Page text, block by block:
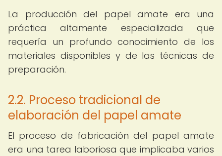
La producción del papel amate era una
práctica altamente especializada que
requería un profundo conocimiento de los
materiales disponibles y de las técnicas de
preparación.
2.2. Proceso tradicional de
elaboración del papel amate
El proceso de fabricación del papel amate
era una tarea laboriosa que implicaba varios